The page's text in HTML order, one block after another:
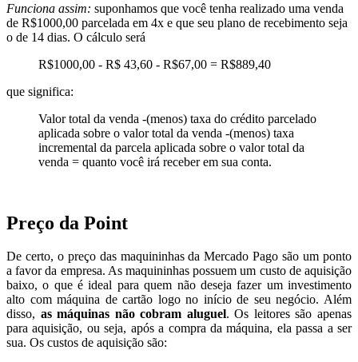
Funciona assim: suponhamos que você tenha realizado uma venda
de R$1000,00 parcelada em 4x e que seu plano de recebimento seja
o de 14 dias. O cálculo será
R$1000,00 - R$ 43,60 - R$67,00 = R$889,40
que significa:
Valor total da venda -(menos) taxa do crédito parcelado
aplicada sobre o valor total da venda -(menos) taxa
incremental da parcela aplicada sobre o valor total da
venda = quanto você irá receber em sua conta.
Preço da Point
De certo, o preço das maquininhas da Mercado Pago são um ponto
a favor da empresa. As maquininhas possuem um custo de aquisição
baixo, o que é ideal para quem não deseja fazer um investimento
alto com máquina de cartão logo no início de seu negócio. Além
disso, as máquinas não cobram aluguel. Os leitores são apenas
para aquisição, ou seja, após a compra da máquina, ela passa a ser
sua. Os custos de aquisição são: